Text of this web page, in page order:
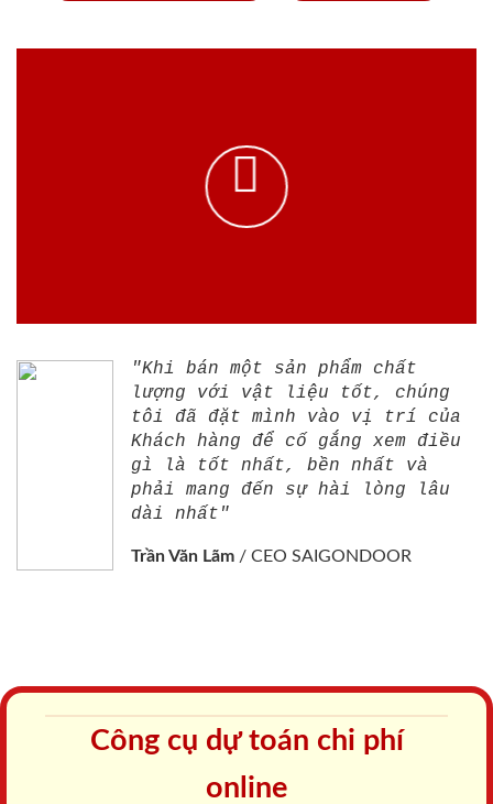
"Khi bán một sản phẩm chất
lượng với vật liệu tốt, chúng
tôi đã đặt mình vào vị trí của
Khách hàng để cố gắng xem điều
gì là tốt nhất, bền nhất và
phải mang đến sự hài lòng lâu
dài nhất"
Trần Văn Lãm / CEO SAIGONDOOR
Công cụ dự toán chi phí
online